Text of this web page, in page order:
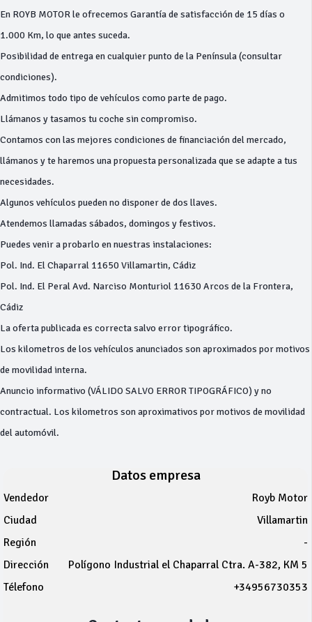
En ROYB MOTOR le ofrecemos Garantía de satisfacción de 15 días o
1.000 Km, lo que antes suceda.
Posibilidad de entrega en cualquier punto de la Península (consultar
condiciones).
Admitimos todo tipo de vehículos como parte de pago.
Llámanos y tasamos tu coche sin compromiso.
Contamos con las mejores condiciones de financiación del mercado,
llámanos y te haremos una propuesta personalizada que se adapte a tus
necesidades.
Algunos vehículos pueden no disponer de dos llaves.
Atendemos llamadas sábados, domingos y festivos.
Puedes venir a probarlo en nuestras instalaciones:
Pol. Ind. El Chaparral 11650 Villamartin, Cádiz
Pol. Ind. El Peral Avd. Narciso Monturiol 11630 Arcos de la Frontera,
Cádiz
La oferta publicada es correcta salvo error tipográfico.
Los kilometros de los vehículos anunciados son aproximados por motivos
de movilidad interna.
Anuncio informativo (VÁLIDO SALVO ERROR TIPOGRÁFICO) y no
contractual. Los kilometros son aproximativos por motivos de movilidad
del automóvil.
Datos empresa
Vendedor
Royb Motor
Ciudad
Villamartin
Región
-
Dirección
Polígono Industrial el Chaparral Ctra. A-382, KM 5
Télefono
+34956730353